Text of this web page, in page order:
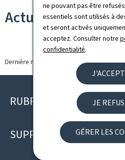
ne pouvant pas être
essentiels sont utilisés à
et seront activés
acceptez. Consulter notre
confidentialité.
JE
GÉRER LES
Actualités
Dernière modification le 30.03.2026
Pied
page
RUBRIQUES
SUPPORT